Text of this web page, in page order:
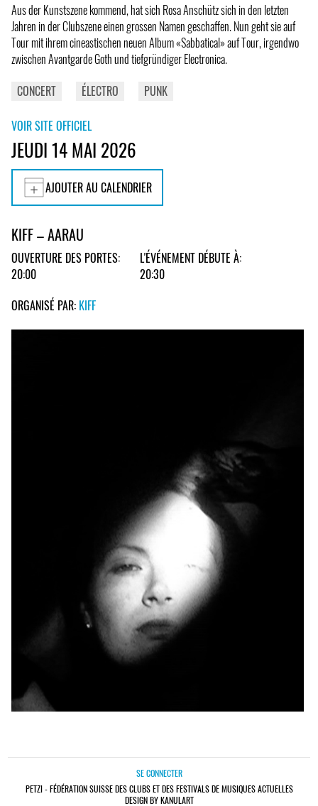
Aus der Kunstszene kommend, hat sich Rosa Anschütz sich in den letzten
Jahren in der Clubszene einen grossen Namen geschaffen. Nun geht sie auf
Tour mit ihrem cineastischen neuen Album «Sabbatical» auf Tour, irgendwo
zwischen Avantgarde Goth und tiefgründiger Electronica.
CONCERT
ÉLECTRO PUNK
VOIR SITE OFFICIEL
JEUDI 14 MAI 2026
AJOUTER AU CALENDRIER
KIFF – AARAU
OUVERTURE DES PORTES:
20:00
L'ÉVÉNEMENT DÉBUTE À:
20:30
ORGANISÉ PAR: KIFF
SE CONNECTER
PETZI - FÉDÉRATION SUISSE DES CLUBS ET DES FESTIVALS DE MUSIQUES ACTUELLES
DESIGN BY KANULART